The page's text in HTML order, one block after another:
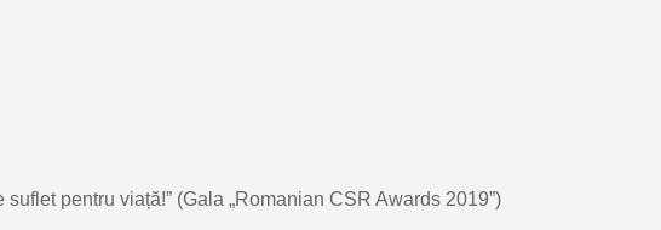
pentru viață!” (Gala „Romanian CSR Awards 2019”)